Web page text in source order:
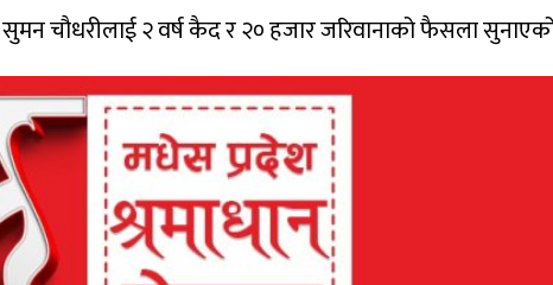
चौधरीलाई २ वर्ष कैद र २० हजार जरिवानाको फैसला सुनाएको